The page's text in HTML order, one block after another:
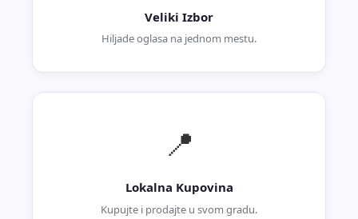
Veliki Izbor
Hiljade oglasa na jednom mestu.
📍
Lokalna Kupovina
Kupujte i prodajte u svom gradu.